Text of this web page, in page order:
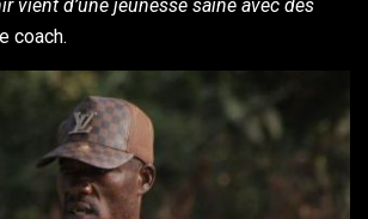
vient d’une jeunesse saine avec des
coach.